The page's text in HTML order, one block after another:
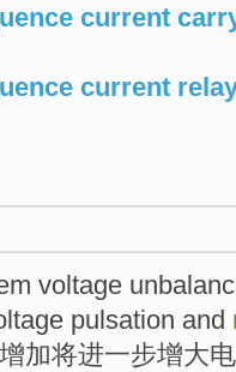
current
current
voltage
pulsation and
加将进一步增大